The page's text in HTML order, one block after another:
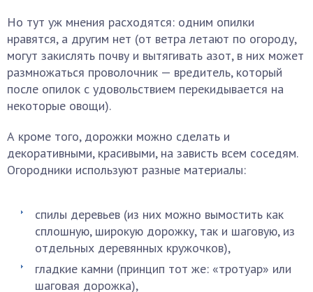
Но тут уж мнения расходятся: одним опилки
нравятся, а другим нет (от ветра летают по огороду,
могут закислять почву и вытягивать азот, в них может
размножаться проволочник — вредитель, который
после опилок с удовольствием перекидывается на
некоторые овощи).
А кроме того, дорожки можно сделать и
декоративными, красивыми, на зависть всем соседям.
Огородники используют разные материалы:
спилы деревьев (из них можно вымостить как
сплошную, широкую дорожку, так и шаговую, из
отдельных деревянных кружочков),
гладкие камни (принцип тот же: «тротуар» или
шаговая дорожка),